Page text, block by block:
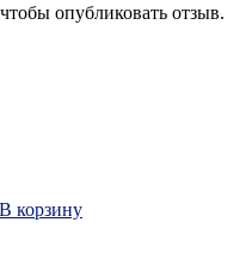
опубликовать отзыв.
В корзину